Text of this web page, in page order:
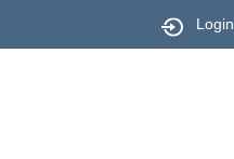
Login